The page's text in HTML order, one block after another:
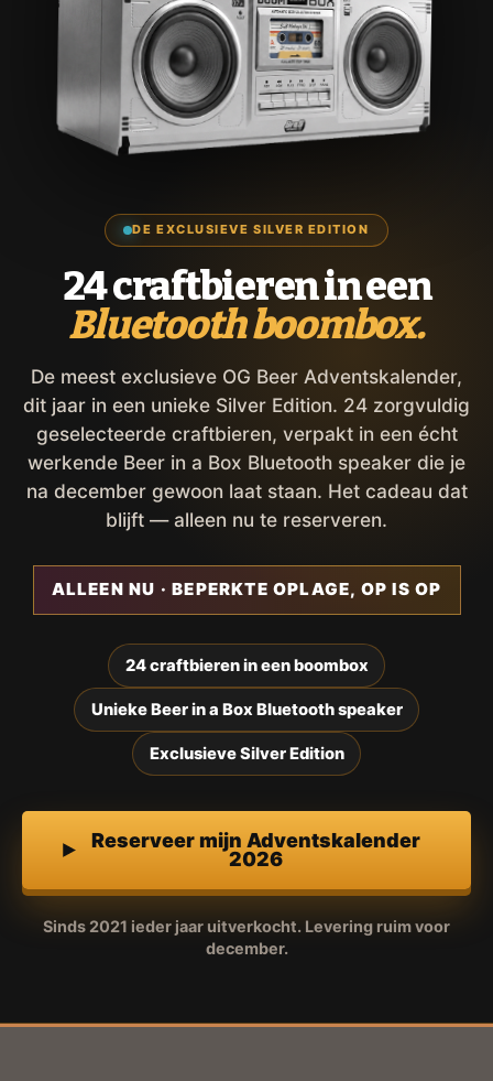
DE EXCLUSIEVE SILVER EDITION
24 craftbieren in een
Bluetooth boombox.
De meest exclusieve OG Beer Adventskalender,
dit jaar in een unieke Silver Edition. 24 zorgvuldig
geselecteerde craftbieren, verpakt in een écht
werkende Beer in a Box Bluetooth speaker die je
na december gewoon laat staan. Het cadeau dat
blijft — alleen nu te reserveren.
ALLEEN NU · BEPERKTE OPLAGE, OP IS OP
24 craftbieren in een boombox
Unieke Beer in a Box Bluetooth speaker
Exclusieve Silver Edition
Reserveer mijn Adventskalender
2026
Sinds 2021 ieder jaar uitverkocht. Levering ruim voor
december.